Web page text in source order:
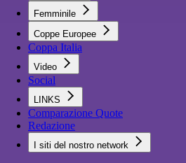
Femminile
Coppe Europee
Coppa Italia
Video
Social
LINKS
Comparazione Quote
Redazione
I siti del nostro network